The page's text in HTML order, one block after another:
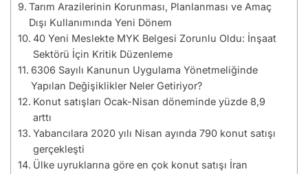
Tarım Arazilerinin Korunması, Planlanması ve Amaç
Dışı Kullanımında Yeni Dönem
40 Yeni Meslekte MYK Belgesi Zorunlu Oldu: İnşaat
Sektörü İçin Kritik Düzenleme
6306 Sayılı Kanunun Uygulama Yönetmeliğinde
Yapılan Değişiklikler Neler Getiriyor?
Konut satışları Ocak-Nisan döneminde yüzde 8,9
arttı
Yabancılara 2020 yılı Nisan ayında 790 konut satışı
gerçekleşti
Ülke uyruklarına göre en çok konut satışı İran